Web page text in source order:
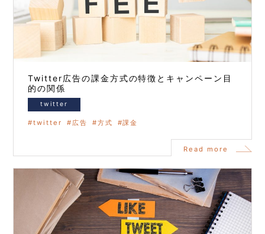
Twitter広告の課金方式の特徴とキャンペーン目
的の関係
twitter
twitter 広告 方式 課金
Read more